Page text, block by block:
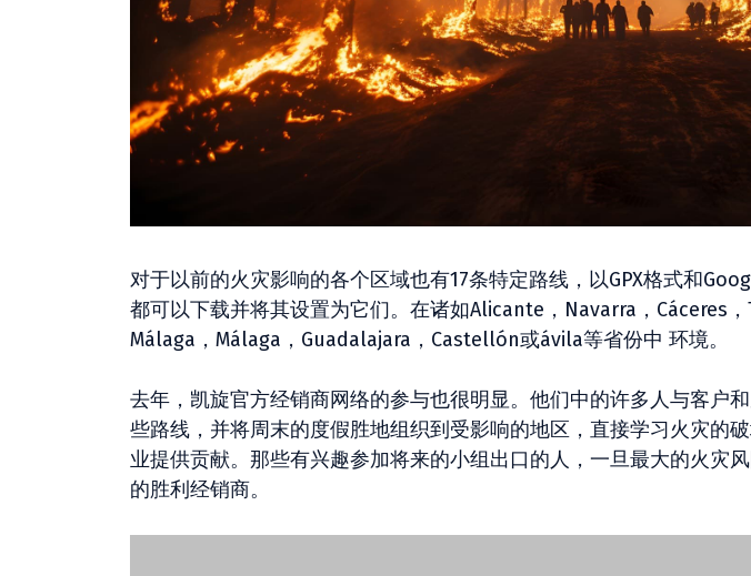
对于以前的火灾影响的各个区域也有17条特定路线，以GPX格式和
都可以下载并将其设置为它们。在诸如Alicante，Navarra，Cáceres
Málaga，Málaga，Guadalajara，Castellón或ávila等省份中 环境。
去年，凯旋官方经销商网络的参与也很明显。他们中的许多人与客户
些路线，并将周末的度假胜地组织到受影响的地区，直接学习火灾的
业提供贡献。那些有兴趣参加将来的小组出口的人，一旦最大的火灾
的胜利经销商。